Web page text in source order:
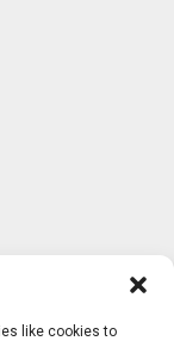
like cookies to